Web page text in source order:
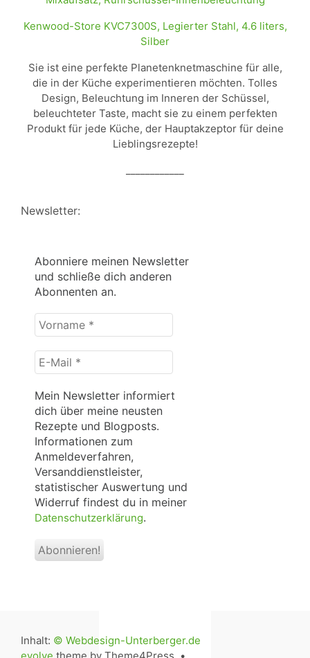
Kenwood-Store KVC7300S, Legierter Stahl, 4.6 liters,
Silber
Sie ist eine perfekte Planetenknetmaschine für alle,
die in der Küche experimentieren möchten. Tolles
Design, Beleuchtung im Inneren der Schüssel,
beleuchteter Taste, macht sie zu einem perfekten
Produkt für jede Küche, der Hauptakzeptor für deine
Lieblingsrezepte!
Newsletter:
Abonniere meinen Newsletter
und schließe dich anderen
Abonnenten an.
Vorname
*
E-
Mail
*
Mein Newsletter informiert
dich über meine neusten
Rezepte und Blogposts.
Informationen zum
Anmeldeverfahren,
Versanddienstleister,
statistischer Auswertung und
Widerruf findest du in meiner
Datenschutzerklärung.
Inhalt: © Webdesign-Unterberger.de